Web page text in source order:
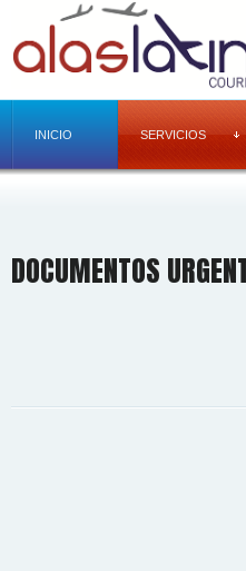
INICIO SERVICIOS
DOCUMENTOS